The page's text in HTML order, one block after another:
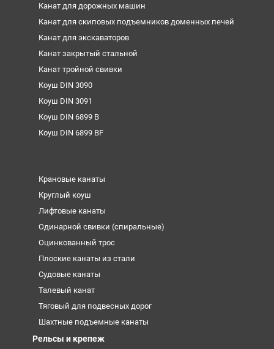
Канат для дорожных машин
Канат для скиповых подъемников доменных печей
Канат для экскаваторов
Канат закрытый стальной
Канат тройной свивки
Коуш DIN 3090
Коуш DIN 3091
Коуш DIN 6899 B
Коуш DIN 6899 BF
Крановые канаты
Круглый коуш
Лифтовые канаты
Одинарной свивки (спиральные)
Оцинкованный трос
Плоские канаты из стали
Судовые канаты
Талевый канат
Тяговый для подвесных дорог
Шахтные подъемные канаты
Рельсы и крепеж